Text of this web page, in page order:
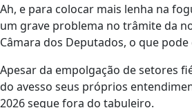
Ah, e para colocar mais lenha na
um grave problema no trâmite da
Câmara dos Deputados, o que
Apesar da empolgação de setores
do avesso seus próprios
2026 segue fora do tabuleiro.